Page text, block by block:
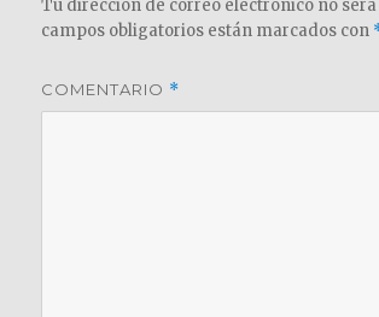
Tu dirección de correo electrónico no
campos obligatorios están marcados con
COMENTARIO *